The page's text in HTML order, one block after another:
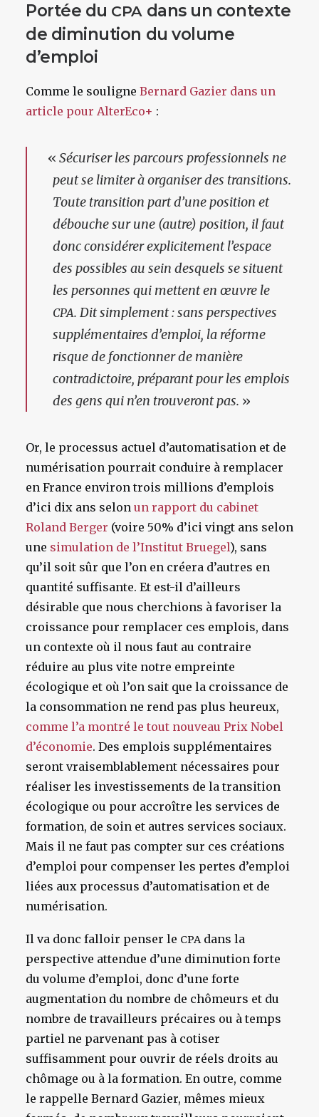
Portée du CPA dans un contexte
de diminution du volume
d’emploi
Comme le souligne Bernard Gazier dans un
article pour AlterEco+ :
« Sécuriser les parcours professionnels ne
peut se limiter à organiser des transitions.
Toute transition part d’une position et
débouche sur une (autre) position, il faut
donc considérer explicitement l’espace
des possibles au sein desquels se situent
les personnes qui mettent en œuvre le
CPA. Dit simplement : sans perspectives
supplémentaires d’emploi, la réforme
risque de fonctionner de manière
contradictoire, préparant pour les emplois
des gens qui n’en trouveront pas. »
Or, le processus actuel d’automatisation et de
numérisation pourrait conduire à remplacer
en France environ trois millions d’emplois
d’ici dix ans selon un rapport du cabinet
Roland Berger (voire 50% d’ici vingt ans selon
une simulation de l’Institut Bruegel), sans
qu’il soit sûr que l’on en créera d’autres en
quantité suffisante. Et est-il d’ailleurs
désirable que nous cherchions à favoriser la
croissance pour remplacer ces emplois, dans
un contexte où il nous faut au contraire
réduire au plus vite notre empreinte
écologique et où l’on sait que la croissance de
la consommation ne rend pas plus heureux,
comme l’a montré le tout nouveau Prix Nobel
d’économie. Des emplois supplémentaires
seront vraisemblablement nécessaires pour
réaliser les investissements de la transition
écologique ou pour accroître les services de
formation, de soin et autres services sociaux.
Mais il ne faut pas compter sur ces créations
d’emploi pour compenser les pertes d’emploi
liées aux processus d’automatisation et de
numérisation.
Il va donc falloir penser le CPAdans la
perspective attendue d’une diminution forte
du volume d’emploi, donc d’une forte
augmentation du nombre de chômeurs et du
nombre de travailleurs précaires ou à temps
partiel ne parvenant pas à cotiser
suffisamment pour ouvrir de réels droits au
chômage ou à la formation. En outre, comme
le rappelle Bernard Gazier, mêmes mieux